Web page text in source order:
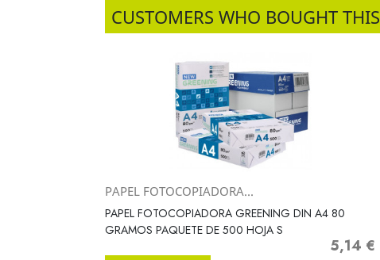
CUSTOMERS WHO BOUGHT THIS
Vista rápida
PAPEL FOTOCOPIADORA...
PAPEL FOTOCOPIADORA GREENING DIN A4 80
GRAMOS PAQUETE DE 500 HOJA S
Precio
5,14 €